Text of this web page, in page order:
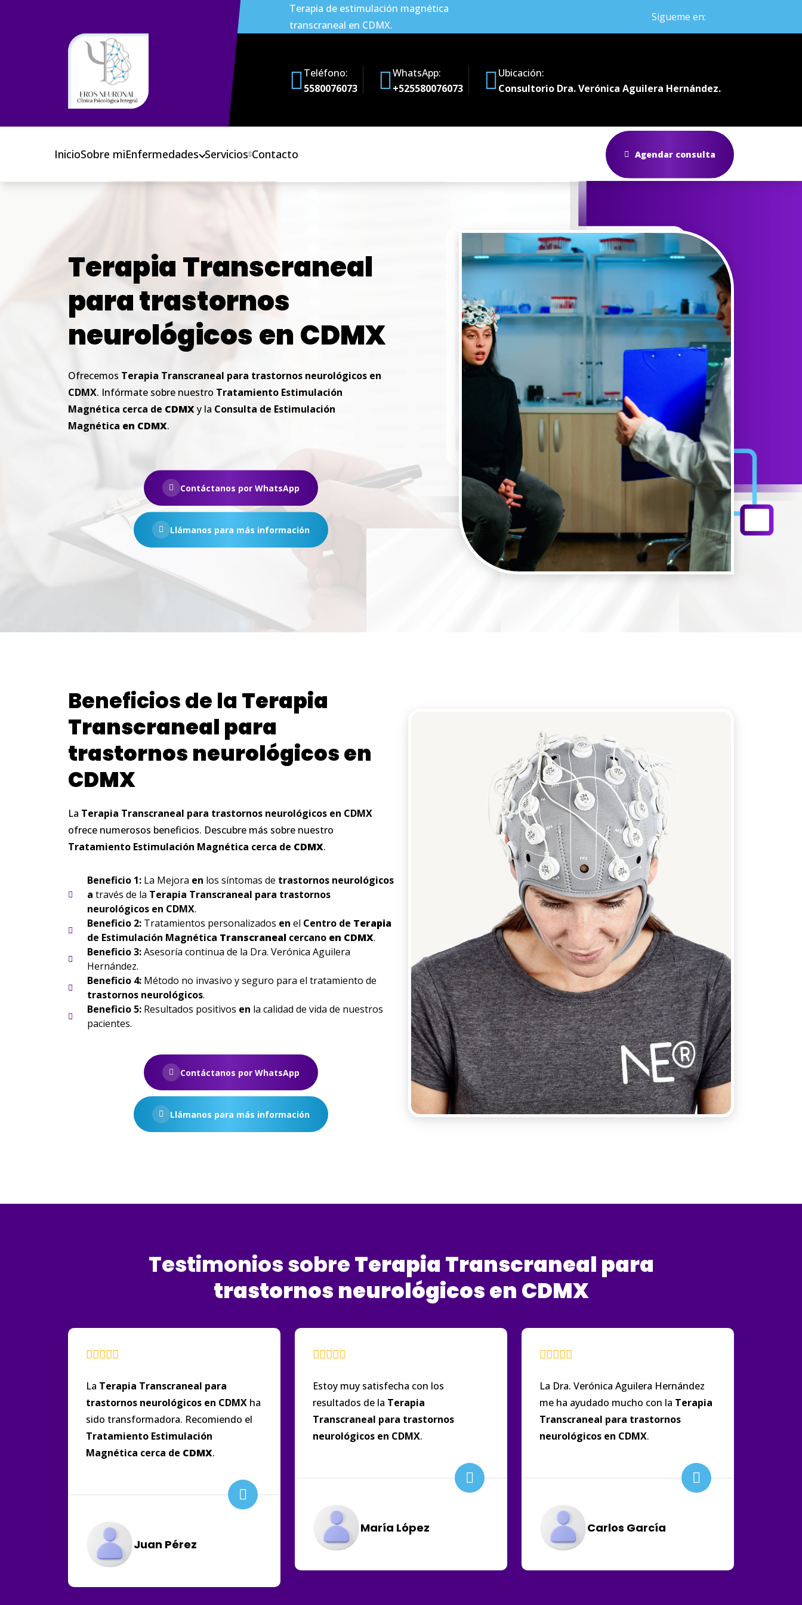
Terapia de estimulación magnética
transcraneal en CDMX.
Sigueme en:
Teléfono:
5580076073
WhatsApp:
+525580076073
Ubicación:
Consultorio Dra. Verónica Aguilera Hernández.
InicioSobre miEnfermedades Servicios Contacto Agendar consulta
Terapia Transcraneal
para trastornos
neurológicos enCDMX
Ofrecemos Terapia Transcraneal para trastornos neurológicos en
CDMX. Infórmate sobre nuestro Tratamiento Estimulación
Magnética cerca de CDMXy la Consulta de Estimulación
Magnética en CDMX.
Contáctanos por WhatsApp
Llámanos para más información
Beneficios de la Terapia
Transcraneal para
trastornos neurológicosen
CDMX
La Terapia Transcraneal para trastornos neurológicos en CDMX
ofrece numerosos beneficios. Descubre más sobre nuestro
Tratamiento Estimulación Magnética cerca de CDMX.
Beneficio 1: La Mejora en los síntomas de trastornos neurológicos
a través de la Terapia Transcraneal para trastornos
neurológicos en CDMX.
Beneficio 2: Tratamientos personalizados en el Centro de Terapia
de Estimulación Magnética Transcraneal cercano en CDMX.
Beneficio 3:Asesoría continua de la Dra. Verónica Aguilera
Hernández.
Beneficio 4: Método no invasivo y seguro para el tratamiento de
trastornos neurológicos.
Beneficio 5: Resultados positivos en la calidad de vida de nuestros
pacientes.
Contáctanos por WhatsApp
Llámanos para más información
Testimonios sobreTerapia Transcraneal para
trastornos neurológicosen CDMX
La Terapia Transcraneal para
trastornos neurológicos en CDMX ha
sido transformadora. Recomiendo el
Tratamiento Estimulación
Magnética cerca de CDMX.
Juan Pérez
Estoy muy satisfecha con los
resultados de la Terapia
Transcraneal para trastornos
neurológicos en CDMX.
María López
La Dra. Verónica Aguilera Hernández
me ha ayudado mucho con la Terapia
Transcraneal para trastornos
neurológicos en CDMX.
Carlos García